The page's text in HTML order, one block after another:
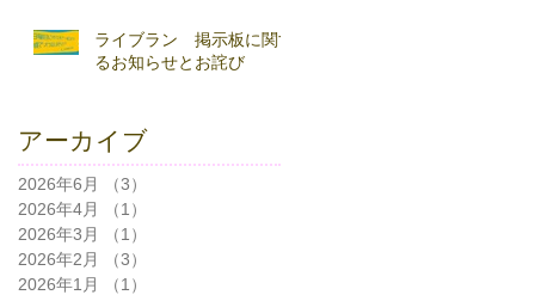
ライブラン 掲示板に関す
るお知らせとお詫び
アーカイブ
2026年6月 （3）
2026年4月
（1）
2026年3月
（1）
2026年2月
（3）
2026年1月
（1）